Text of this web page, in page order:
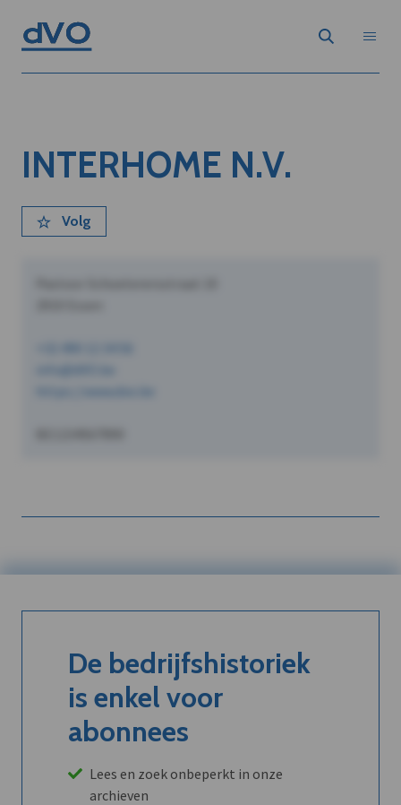
INTERHOME N.V.
Volg
De bedrijfshistoriek
is enkel voor
abonnees
Lees en zoek onbeperkt in onze
archieven